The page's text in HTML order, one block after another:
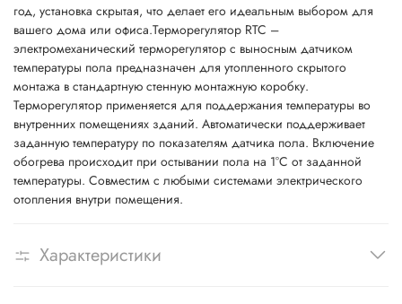
год, установка скрытая, что делает его идеальным выбором для
вашего дома или офиса.Терморегулятор RTC –
электромеханический терморегулятор с выносным датчиком
температуры пола предназначен для утопленного скрытого
монтажа в стандартную стенную монтажную коробку.
Терморегулятор применяется для поддержания температуры во
внутренних помещениях зданий. Автоматически поддерживает
заданную температуру по показателям датчика пола. Включение
обогрева происходит при остывании пола на 1°С от заданной
температуры. Совместим с любыми системами электрического
отопления внутри помещения.
Характеристики